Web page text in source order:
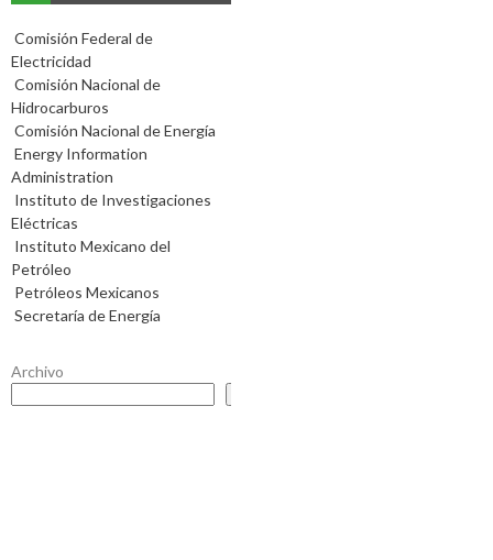
Comisión Federal de
Electricidad
Comisión Nacional de
Hidrocarburos
Comisión Nacional de Energía
Energy Information
Administration
Instituto de Investigaciones
Eléctricas
Instituto Mexicano del
Petróleo
Petróleos Mexicanos
Secretaría de Energía
Archivo